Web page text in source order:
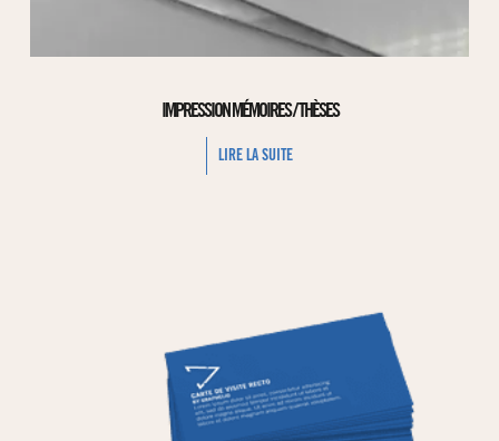
IMPRESSION MÉMOIRES / THÈSES
LIRE LA SUITE